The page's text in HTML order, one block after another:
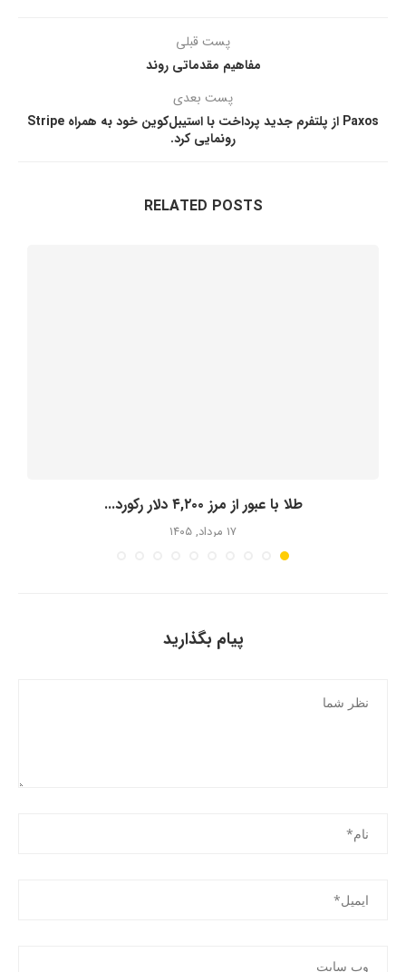
پست قبلی
مفاهیم مقدماتی روند
پست بعدی
Paxos از پلتفرم جدید پرداخت با استیبل‌کوین خود به همراه Stripe
رونمایی کرد.
RELATED POSTS
طلا با عبور از مرز ۴,۲۰۰ دلار رکورد...
۱۷ مرداد, ۱۴۰۵
پیام بگذارید